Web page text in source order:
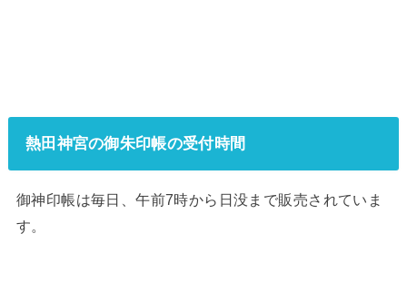
熱田神宮の御朱印帳の受付時間
御神印帳は毎日、午前7時から日没まで販売されていま
す。